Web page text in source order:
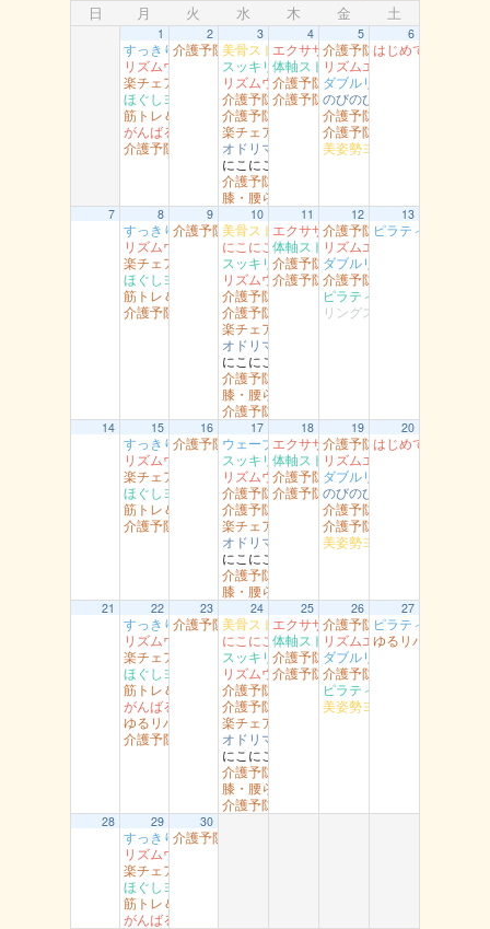
日 月 火 水 木 金 土
1
すっきり体操 湖南
リズムウオーキング 駅南
楽チェア体操 丸由
ほぐしヨガ （駅南）
筋トレ＆ストレッチ （富桑）
がんばるエアロ 吉成
介護予防智頭 総合センター月曜
2
介護予防岩美（すこやかセンター）
3
美骨ストレッチ 湖山
スッキリヨガ 吉方
リズムウオーキング （湯梨浜）
介護予防岩美 浦富
介護予防智頭 総合センター（水）
楽チェア体操 吉岡
オドリマス ラボ
にこにこ用瀬
介護予防岩美 文化センター
膝・腰らくらく教室 醇風
4
エクササイズ 岩美
体軸ストレッチ 富桑
介護予防智頭 土師
介護予防智頭 山郷
5
介護予防岩美 岩井
リズムエアロ 駅南
ダブルリング江山
のびのび健康教室 青谷
介護予防岩美（大岩）
介護予防智頭 那岐
美姿勢ヨガ（高草）
6
はじめてのダンス
7 8
すっきり体操 湖南
リズムウオーキング 駅南
楽チェア体操 丸由
ほぐしヨガ （駅南）
筋トレ＆ストレッチ （富桑）
介護予防智頭 総合センター月曜
9
介護予防岩美（すこやかセンター）
10
美骨ストレッチ 湖山
にこにこ体操（船岡）
スッキリヨガ 吉方
リズムウオーキング （湯梨浜）
介護予防岩美 浦富
介護予防智頭 総合センター（水）
楽チェア体操 吉岡
オドリマス ラボ
にこにこ用瀬
介護予防岩美 文化センター
膝・腰らくらく教室 醇風
介護予防智頭 山形
11
エクササイズ 岩美
体軸ストレッチ 富桑
介護予防智頭 富沢
介護予防智頭 芦津
12
介護予防岩美 岩井
リズムエアロ 駅南
ダブルリング 吉成
介護予防岩美（大岩）
ピラティス 社
リングストレッチ（松保）
13
ピラティスヨ～ガ
14 15
すっきり体操 湖南
リズムウオーキング 駅南
楽チェア体操 丸由
ほぐしヨガ （駅南）
筋トレ＆ストレッチ （富桑）
介護予防智頭 総合センター月曜
16
介護予防岩美（すこやかセンター）
17
ウェーブリングストレッチ 湖山
スッキリヨガ 吉方
リズムウオーキング （湯梨浜）
介護予防岩美 浦富
介護予防智頭 総合センター（水）
楽チェア体操 吉岡
オドリマス ラボ
にこにこ用瀬
介護予防岩美 文化センター
膝・腰らくらく教室 醇風
18
エクササイズ 岩美
体軸ストレッチ 富桑
介護予防智頭 土師
介護予防智頭 山郷
19
介護予防岩美 岩井
リズムエアロ 駅南
ダブルリング江山
のびのび健康教室 青谷
介護予防岩美（大岩）
介護予防智頭 那岐
美姿勢ヨガ（高草）
20
はじめてのダンス
21 22
すっきり体操 湖南
リズムウオーキング 駅南
楽チェア体操 丸由
ほぐしヨガ （駅南）
筋トレ＆ストレッチ （富桑）
がんばるエアロ 吉成
ゆるリハ体操 幸町南館
介護予防智頭 総合センター月曜
23
介護予防岩美（すこやかセンター）
24
美骨ストレッチ 湖山
にこにこ体操（船岡）
スッキリヨガ 吉方
リズムウオーキング （湯梨浜）
介護予防岩美 浦富
介護予防智頭 総合センター（水）
楽チェア体操 吉岡
オドリマス ラボ
にこにこ用瀬
介護予防岩美 文化センター
膝・腰らくらく教室 醇風
介護予防智頭 山形
25
エクササイズ 岩美
体軸ストレッチ 富桑
介護予防智頭 富沢
介護予防智頭 芦津
26
介護予防岩美 岩井
リズムエアロ 駅南
ダブルリング江山
介護予防岩美（大岩）
ピラティス 社
美姿勢ヨガ（高草）
27
ピラティスヨ～ガ
ゆるリハ体操 南
28 29
すっきり体操 湖南
リズムウオーキング 駅南
楽チェア体操 丸由
ほぐしヨガ （駅南）
筋トレ＆ストレッチ （富桑）
がんばるエアロ 吉成
30
介護予防岩美（すこやかセンター）